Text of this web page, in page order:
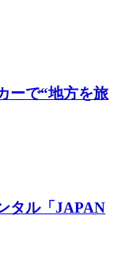
ーで“地方を旅
タル「JAPAN